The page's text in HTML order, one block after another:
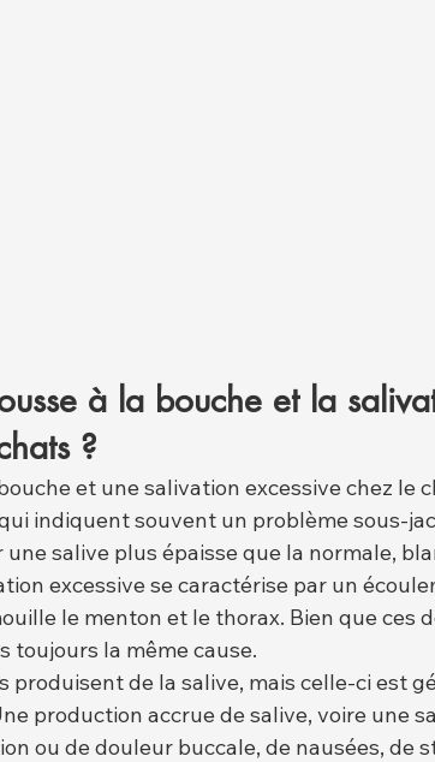
à la bouche et la
?
et une salivation excessive chez le
indiquent souvent un problème sous-
salive plus épaisse que la normale,
excessive se caractérise par un
le menton et le thorax. Bien que ces
toujours la même cause.
produisent de la salive, mais celle-ci est
production accrue de salive, voire une
ou de douleur buccale, de nausées, de